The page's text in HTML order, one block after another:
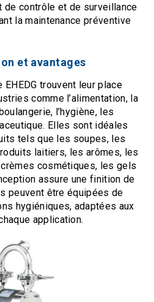
de contrôle et de surveillance
la maintenance préventive
et avantages
trouvent leur place
comme l’alimentation, la
l’hygiène, les
Elles sont idéales
tels que les soupes, les
laitiers, les arômes, les
cosmétiques, les gels
assure une finition de
peuvent être équipées de
hygiéniques, adaptées aux
application.